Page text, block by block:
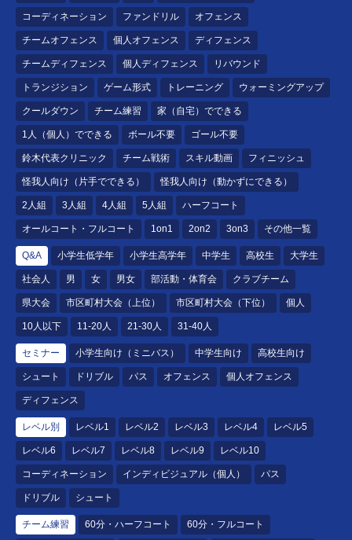
コーディネーション ファンドリル オフェンス
チームオフェンス 個人オフェンス ディフェンス
チームディフェンス 個人ディフェンス リバウンド
トランジション ゲーム形式 トレーニング ウォーミングアップ
クールダウン チーム練習 家（自宅）でできる
1人（個人）でできる ボール不要 ゴール不要
鈴木代表クリニック チーム戦術 スキル動画 フィニッシュ
怪我人向け（片手でできる） 怪我人向け（動かずにできる）
2人組 3人組 4人組 5人組 ハーフコート
オールコート・フルコート 1on1 2on2 3on3 その他一覧
Q&A 小学生低学年 小学生高学年 中学生 高校生 大学生
社会人 男 女 男女 部活動・体育会 クラブチーム
県大会 市区町村大会（上位） 市区町村大会（下位） 個人
10人以下 11-20人 21-30人 31-40人
セミナー 小学生向け（ミニバス） 中学生向け 高校生向け
シュート ドリブル パス オフェンス 個人オフェンス
ディフェンス
レベル別 レベル1 レベル2 レベル3 レベル4 レベル5
レベル6 レベル7 レベル8 レベル9 レベル10
コーディネーション インディビジュアル（個人） パス
ドリブル シュート
チーム練習 60分・ハーフコート 60分・フルコート